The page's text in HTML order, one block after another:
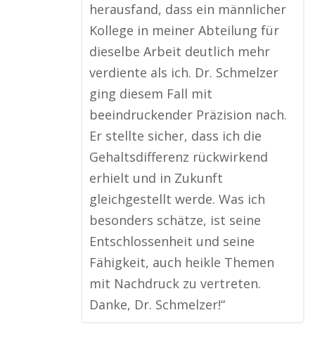
herausfand, dass ein männlicher
Kollege in meiner Abteilung für
dieselbe Arbeit deutlich mehr
verdiente als ich. Dr. Schmelzer
ging diesem Fall mit
beeindruckender Präzision nach.
Er stellte sicher, dass ich die
Gehaltsdifferenz rückwirkend
erhielt und in Zukunft
gleichgestellt werde. Was ich
besonders schätze, ist seine
Entschlossenheit und seine
Fähigkeit, auch heikle Themen
mit Nachdruck zu vertreten.
Danke, Dr. Schmelzer!“